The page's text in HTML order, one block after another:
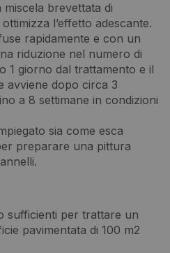
brevettata di
l’effetto adescante.
rapidamente e con un
riduzione nel numero di
1 giorno dal trattamento e il
avviene dopo circa 3
a 8 settimane in condizioni
sia come esca
preparare una pittura
sufficienti per trattare un
pavimentata di 100 m2